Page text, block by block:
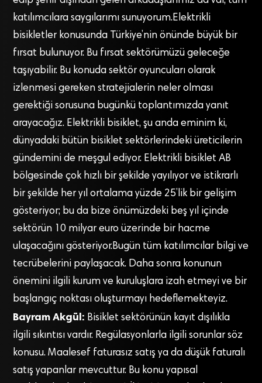
katılımcılara saygılarımı sunuyorum.Elektrikli
bisikletler konusunda Türkiye’nin önünde büyük bir
fırsat bulunuyor. Bu fırsat sektörümüzü geleceğe
taşıyabilir. Bu konuda sektör oyuncuları olarak
izlenmesi gereken stratejialerin neler olması
gerektiği sorusuna bugünkü toplantımızda yanıt
arayacağız. Elektrikli bisiklet, şu anda eminim ki,
dünyadaki bütün bisiklet sektörlerindeki üreticilerin
gündemini de meşgul ediyor. Elektrikli bisiklet AB
bölgesinde çok hızlı bir şekilde yayılıyor ve istikrarlı
bir şekilde her yıl ortalama yüzde 25’lik bir gelişim
gösteriyor; bu da bize önümüzdeki beş yıl içinde
sektörün 10 milyar euro üzerinde bir hacme
ulaşacağını gösteriyor.Bugün tüm katılımcılar bilgi ve
tecrübelerini paylaşacak. Daha sonra konunun
önemini ilgili kurum ve kuruluşlara izah etmeyi ve bir
başlangıç noktası oluşturmayı hedeflemekteyiz.
Bayram Akgül: Bisiklet sektörünün kayıt dışılıkla
ilgili sıkıntısı vardır. Regülasyonlarla ilgili sorunlar söz
konusu. Maalesef faturasız satış ya da düşük faturalı
satış yapanlar mevcuttur. Bu konu yapısal